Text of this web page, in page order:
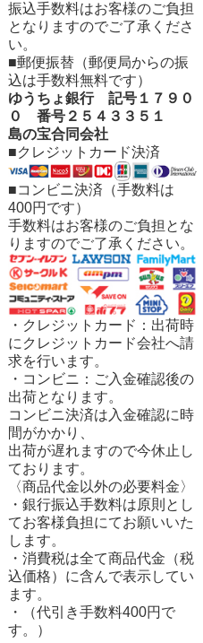
振込手数料はお客様のご負担
となりますのでご了承くださ
い。
■郵便振替（郵便局からの振
込は手数料無料です）
ゆうちょ銀行 記号１７９０
０ 番号２５４３３５１
島の宝合同会社
■クレジットカード決済
■コンビニ決済（手数料は
400円です）
手数料はお客様のご負担とな
りますのでご了承ください。
・クレジットカード：出荷時
にクレジットカード会社へ請
求を行います。
・コンビニ：ご入金確認後の
出荷となります。
コンビニ決済は入金確認に時
間がかかり、
出荷が遅れますので今休止し
ております。
〈商品代金以外の必要料金〉
・銀行振込手数料は原則とし
てお客様負担にてお願いいた
します。
・消費税は全て商品代金（税
込価格）に含んで表示してい
ます。
・（代引き手数料400円で
す。）